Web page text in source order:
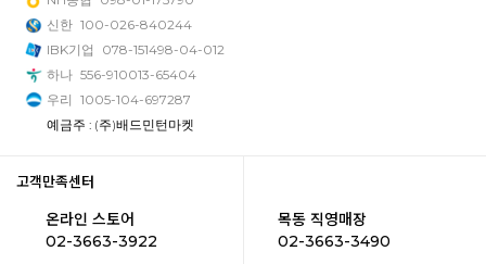
신한 100-026-840244
IBK기업
078-151498-04-012
하나 556-910013-65404
우리 1005-104-697287
예금주 : (주)배드민턴마켓
고객만족센터
온라인 스토어
02-3663-3922
목동 직영매장
02-3663-3490